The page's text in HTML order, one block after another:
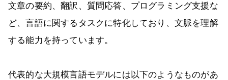
文章の要約、翻訳、質問応答、プログラミング支援な
ど、言語に関するタスクに特化しており、文脈を理解
する能力を持っています。
代表的な大規模言語モデルには以下のようなものがあ